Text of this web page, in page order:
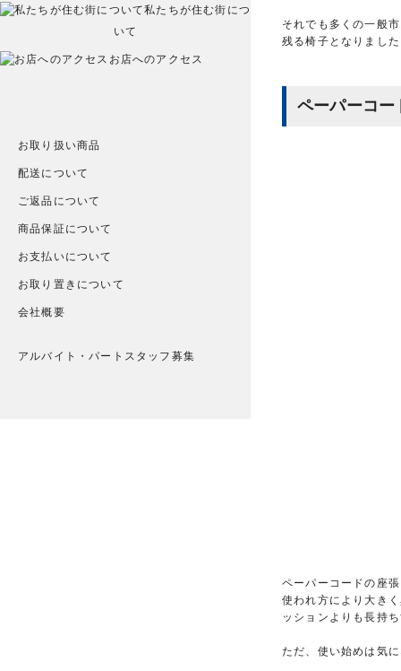
それでも多くの一般
残る椅子となりまし
ペーパーコー
ペーパーコードの座
使われ方により大き
ッションよりも長持
ただ、使い始めは気
私たちが住む街につ
いて
お店へのアクセス
お取り扱い商品
配送について
ご返品について
商品保証について
お支払いについて
お取り置きについて
会社概要
アルバイト・パートスタッフ募集